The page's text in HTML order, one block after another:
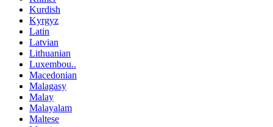
Kurdish
Kyrgyz
Latin
Latvian
Lithuanian
Luxembou..
Macedonian
Malagasy
Malay
Malayalam
Maltese